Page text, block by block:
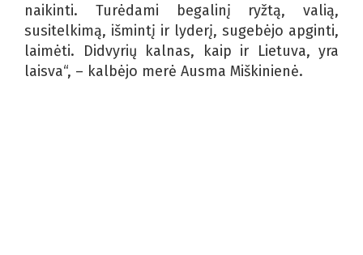
naikinti. Turėdami begalinį ryžtą, valią,
susitelkimą, išmintį ir lyderį, sugebėjo apginti,
laimėti. Didvyrių kalnas, kaip ir Lietuva, yra
laisva“, – kalbėjo merė Ausma Miškinienė.